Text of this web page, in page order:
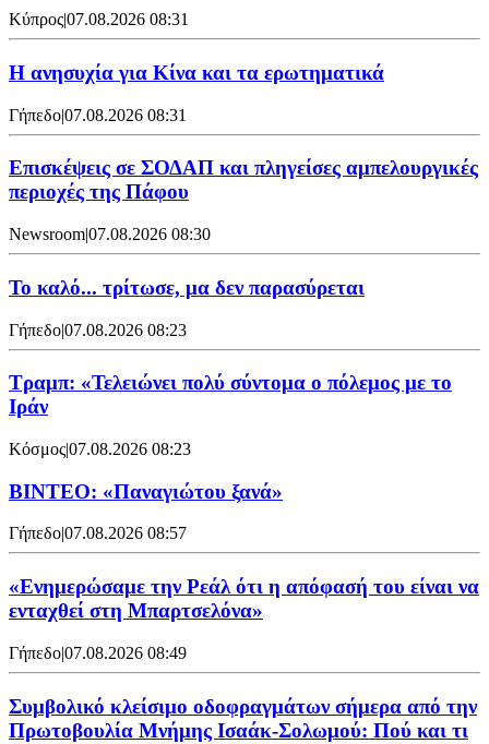
Κύπρος|07.08.2026 08:31
Η ανησυχία για Κίνα και τα ερωτηματικά
Γήπεδο|07.08.2026 08:31
Επισκέψεις σε ΣΟΔΑΠ και πληγείσες αμπελουργικές
περιοχές της Πάφου
Newsroom|07.08.2026 08:30
Το καλό... τρίτωσε, μα δεν παρασύρεται
Γήπεδο|07.08.2026 08:23
Τραμπ: «Τελειώνει πολύ σύντομα ο πόλεμος με το
Ιράν
Κόσμος|07.08.2026 08:23
ΒΙΝΤΕΟ: «Παναγιώτου ξανά»
Γήπεδο|07.08.2026 08:57
«Ενημερώσαμε την Ρεάλ ότι η απόφασή του είναι να
ενταχθεί στη Μπαρτσελόνα»
Γήπεδο|07.08.2026 08:49
Συμβολικό κλείσιμο οδοφραγμάτων σήμερα από την
Πρωτοβουλία Μνήμης Ισαάκ-Σολωμού: Πού και τι